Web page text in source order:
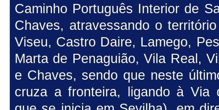
Caminho Português Interior de
Chaves, atravessando o
Viseu, Castro Daire, Lamego,
Marta de Penaguião, Vila Real,
e Chaves, sendo que neste
cruza a fronteira, ligando à Via